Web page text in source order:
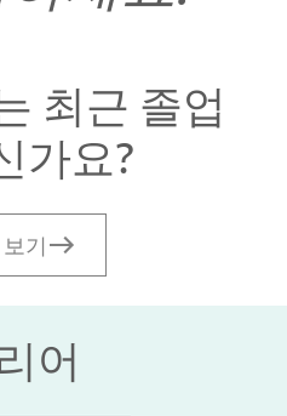
최근 졸업
가요?
기
어